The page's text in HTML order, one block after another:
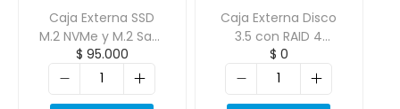
Caja Externa SSD
M.2 NVMe y M.2 Sata
Transparente
ORICO-TCM2M
$ 95.000
Caja Externa Disco
3.5 con RAID 4
Bahias USB 3.0
ORICO-9548RU3
$ 0